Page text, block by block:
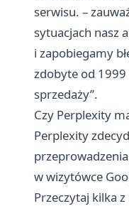
serwisu. –
sytuacjach nasz
i zapobiegamy
zdobyte od
sprzedaży”.
Czy Perplexity
Perplexity
w wizytówce
Przeczytaj kilka z